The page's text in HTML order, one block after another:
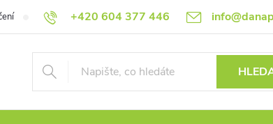
+420 604 377 446
Hodnocení obchodu Obchodní podmínky